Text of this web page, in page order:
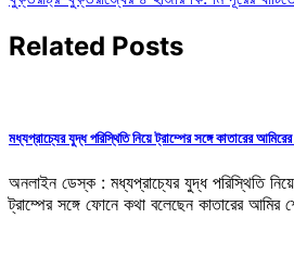
Related Posts
মধ্যপ্রাচ্যের যুদ্ধ পরিস্থিতি নিয়ে ট্রাম্পের সঙ্গে কাতারের
অনলাইন ডেস্ক : মধ্যপ্রাচ্যের যুদ্ধ পরিস্থিতি নিয়ে
ট্রাম্পের সঙ্গে ফোনে কথা বলেছেন কাতারের আমির